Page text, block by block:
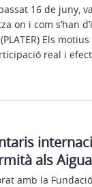
16 de juny,
on i com s’han
Els
real i
als
amb la